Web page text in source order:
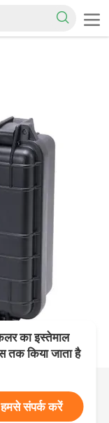
का इस्तेमाल
तक किया जाता है
हमसे संपर्क करें